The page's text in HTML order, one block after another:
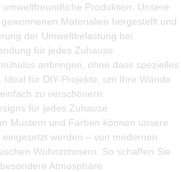
Produktion. Unsere
Materialien hergestellt und
der Umweltbelastung bei.
für jedes Zuhause
anbringen, ohne dass spezielles
für DIY-Projekte, um Ihre Wände
zu verschönern.
für jedes Zuhause
Mustern und Farben können unsere
werden – von modernen
Wohnzimmern. So schaffen Sie
Atmosphäre.